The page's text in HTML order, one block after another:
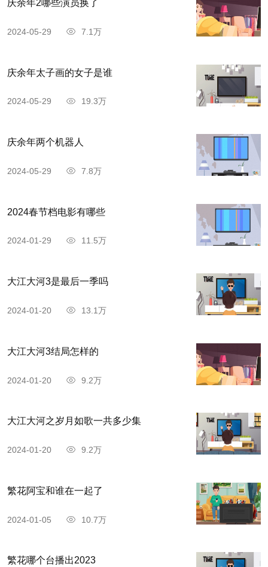
庆余年2哪些演员换了
2024-05-29 7.1万
庆余年太子画的女子是谁
2024-05-29 19.3万
庆余年两个机器人
2024-05-29 7.8万
2024春节档电影有哪些
2024-01-29 11.5万
大江大河3是最后一季吗
2024-01-20 13.1万
大江大河3结局怎样的
2024-01-20 9.2万
大江大河之岁月如歌一共多少集
2024-01-20 9.2万
繁花阿宝和谁在一起了
2024-01-05 10.7万
繁花哪个台播出2023